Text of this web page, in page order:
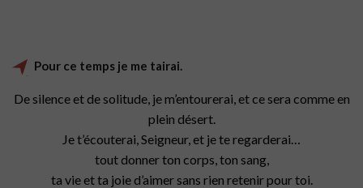
Pour ce temps je me tairai.
De silence et de solitude, je m’entourerai,et ce sera comme en
plein désert.
Je t’écouterai, Seigneur,et je te regarderai…
tout donnerton corps, ton sang,
ta vie et ta joie d’aimersans rien retenir pour toi.